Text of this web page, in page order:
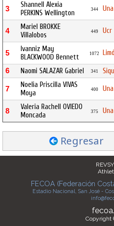
3
Shannell Alexia
PERKINS Wellington
344 Una
4
Mariel BROKKE
Villalobos
449 Ucr
5
Ivanniz May
BLACKWOOD Bennett
1072
6 Naomi SALAZAR Gabriel 341
7
Noelia Priscilla VIVAS
Moya
400 Una
8
Valeria Rachell OVIEDO
Moncada
375 Una
Regresar
FECOA (Federación
Estadio Nacional, San José -
Copyright